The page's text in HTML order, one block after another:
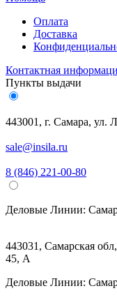
Оплата
Доставка
Контактная
Пункты выдачи
443001, г. Самара, ул.
sale@insila.ru
8 (846) 221-00-80
Деловые Линии:
443031, Самарская
45, А
Деловые Линии: